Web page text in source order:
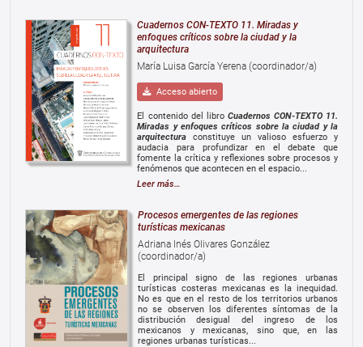
Cuadernos CON-TEXTO 11. Miradas y
enfoques críticos sobre la ciudad y la
arquitectura
María Luisa García Yerena (coordinador/a)
Acceso abierto
El contenido del libro Cuadernos CON-TEXTO 11.
Miradas y enfoques críticos sobre la ciudad y la
arquitectura constituye un valioso esfuerzo y
audacia para profundizar en el debate que
fomente la crítica y reflexiones sobre procesos y
fenómenos que acontecen en el espacio...
Leer más…
Procesos emergentes de las regiones
turísticas mexicanas
Adriana Inés Olivares González
(coordinador/a)
El principal signo de las regiones urbanas
turísticas costeras mexicanas es la inequidad.
No es que en el resto de los territorios urbanos
no se observen los diferentes síntomas de la
distribución desigual del ingreso de los
mexicanos y mexicanas, sino que, en las
regiones urbanas turísticas...